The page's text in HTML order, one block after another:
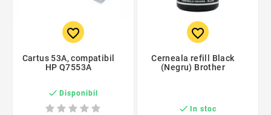
favorite_border
Cartus 53A, compatibil
HP Q7553A
 Disponibil
favorite_border
Cerneala refill Black
(Negru) Brother
 In stoc